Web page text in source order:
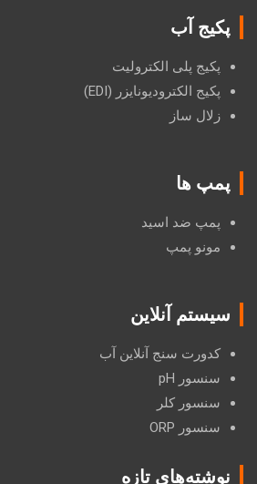
پکیج آب
پکیج پلی الکترولیت
پکیج الکترودیونایزر (EDI)
زلال ساز
پمپ ها
پمپ ضد اسید
مونو پمپ
سیستم آنلاین
کدورت سنج آنلاین آب
سنسور pH
سنسور کلر
سنسور ORP
نوشته‌های تازه